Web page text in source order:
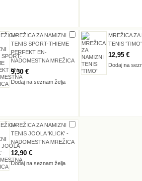
MREŽICA ZA NAMIZNI
TENIS SPORT-THIEME
PERFEKT EN-
NADOMESTNA MREŽICA
9,30 €
Dodaj na seznam želja
MREŽICA ZA
TENIS 'TIMO'
12,95 €
Dodaj na
MREŽICA ZA NAMIZNI
TENIS JOOLA 'KLICK' -
NADOMESTNA MREŽICA
12,90 €
Dodaj na seznam želja